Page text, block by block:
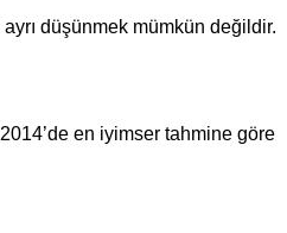
düşünmek mümkün değildir.
en iyimser tahmine göre